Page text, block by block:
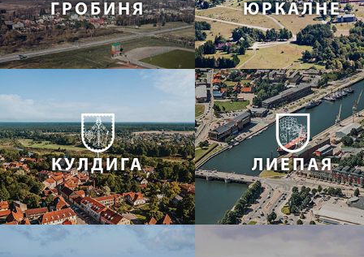
ГРОБИНЯ ЮРКАЛНЕ
КУЛДИГА ЛИЕПАЯ